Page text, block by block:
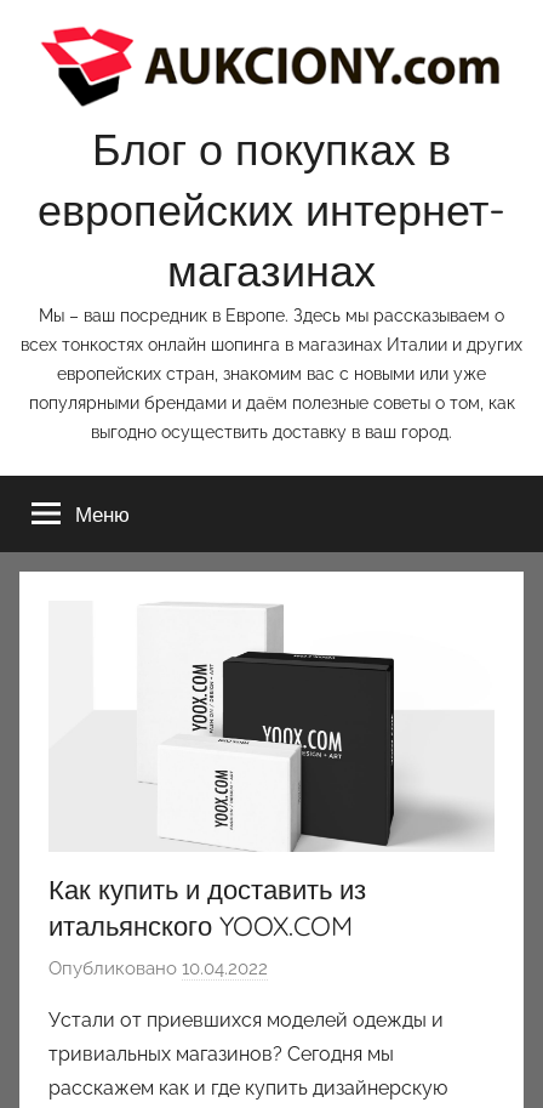
содержимому
Блог о покупках в
европейских интернет-
магазинах
Мы – ваш посредник в Европе. Здесь мы рассказываем о
всех тонкостях онлайн шопинга в магазинах Италии и других
европейских стран, знакомим вас с новыми или уже
популярными брендами и даём полезные советы о том, как
выгодно осуществить доставку в ваш город.
Меню
Как купить и доставить из
итальянского YOOX.COM
Опубликовано 10.04.2022
т
о
р
Устали от приевшихся моделей одежды и
тривиальных магазинов? Сегодня мы
расскажем как и где купить дизайнерскую